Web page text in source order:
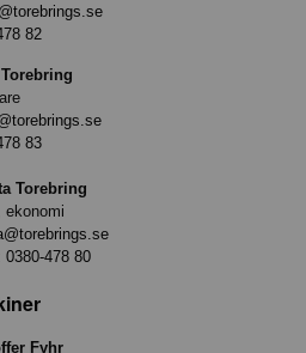
82
83
Torebring
ekonomi
0380-478 80
Fyhr